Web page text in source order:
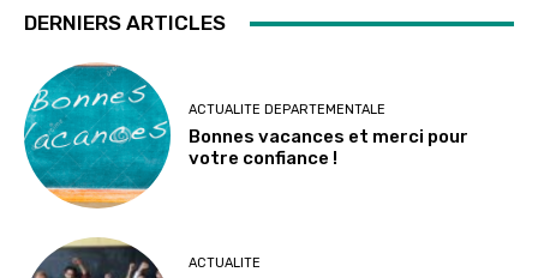
DERNIERS ARTICLES
ACTUALITE DEPARTEMENTALE
Bonnes vacances et merci pour
votre confiance !
ACTUALITE